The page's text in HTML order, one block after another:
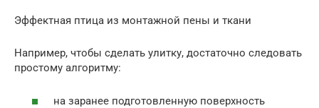
Эффектная птица из монтажной пены и ткани
Например, чтобы сделать улитку, достаточно следовать
простому алгоритму:
на заранее подготовленную поверхность